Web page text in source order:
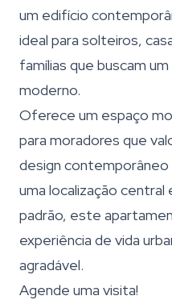
um edifício
ideal para solteiros,
famílias que buscam
moderno.
Oferece um espaço
para moradores que
design contemporâneo
uma localização
padrão, este
experiência de vida
agradável.
Agende uma visita!